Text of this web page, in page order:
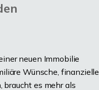
neuen Immobilie
Wünsche, finanzielle
es mehr als